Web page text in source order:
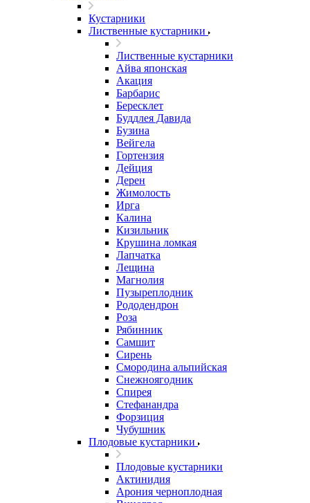
Кустарники
Лиственные кустарники
Лиственные кустарники
Айва японская
Акация
Барбарис
Бересклет
Буддлея Давида
Бузина
Вейгела
Гортензия
Дейция
Дерен
Жимолость
Ирга
Калина
Кизильник
Крушина ломкая
Лапчатка
Лещина
Магнолия
Пузыреплодник
Рододендрон
Роза
Рябинник
Самшит
Сирень
Смородина альпийская
Снежноягодник
Спирея
Стефанандра
Форзиция
Чубушник
Плодовые кустарники
Плодовые кустарники
Актинидия
Арония черноплодная